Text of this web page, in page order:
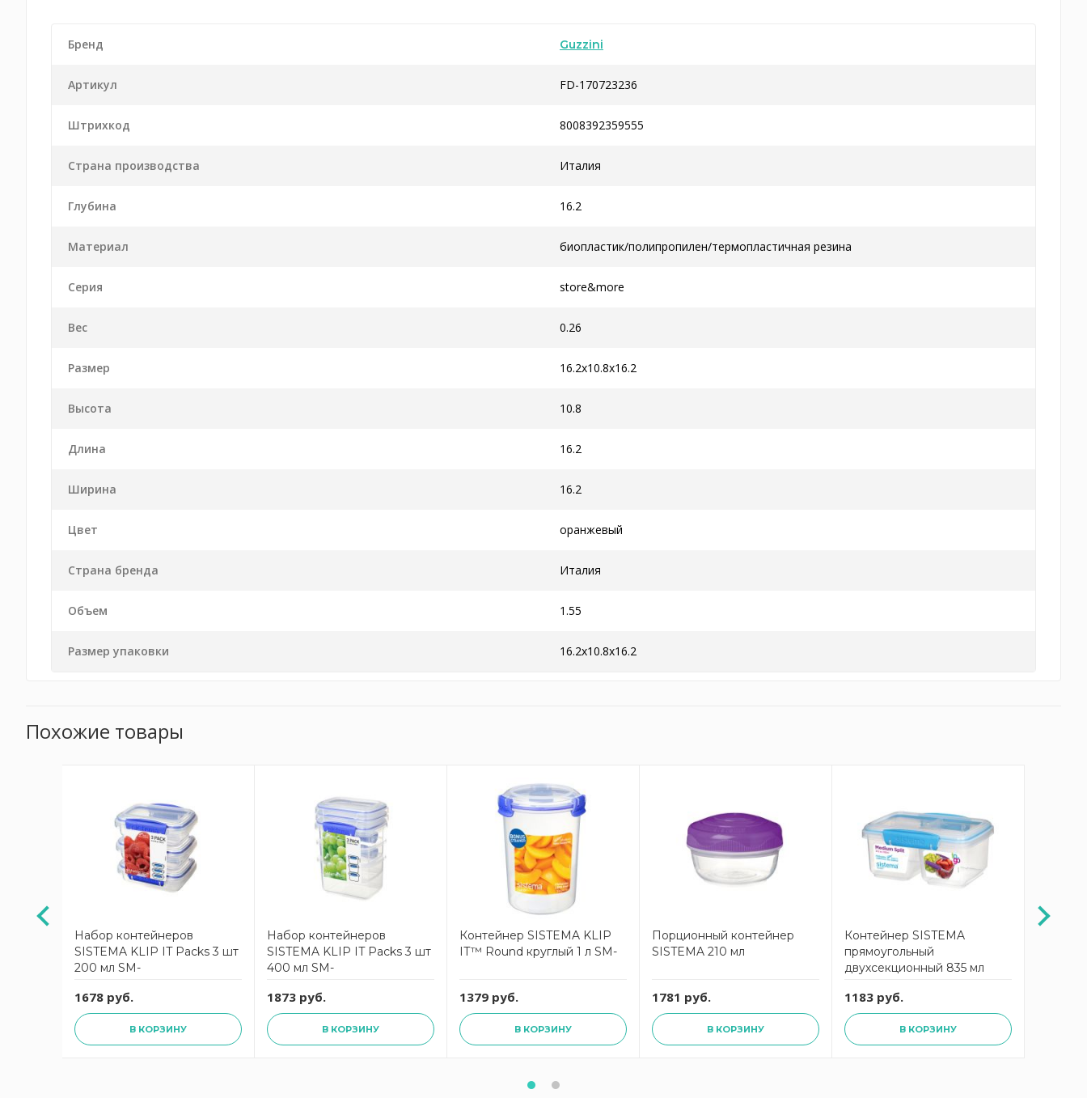
Бренд Guzzini
Артикул FD-170723236
Штрихкод 8008392359555
Страна производства Италия
Глубина 16.2
Материал биопластик/полипропилен/термопластичная резина
Серия store&more
Вес 0.26
Размер 16.2x10.8x16.2
Высота 10.8
Длина 16.2
Ширина 16.2
Цвет оранжевый
Страна бренда Италия
Объем 1.55
Размер упаковки 16.2x10.8x16.2
Похожие товары
Набор контейнеров
SISTEMA KLIP IT Packs 3 шт
200 мл SM-
1678 руб.
В КОРЗИНУ
Набор контейнеров
SISTEMA KLIP IT Packs 3 шт
400 мл SM-
1873 руб.
В КОРЗИНУ
Контейнер SISTEMA KLIP
IT™ Round круглый 1 л SM-
1379 руб.
В КОРЗИНУ
Порционный контейнер
SISTEMA 210 мл
1781 руб.
В КОРЗИНУ
Контейнер SISTEMA
прямоугольный
двухсекционный 835 мл
1183 руб.
В КОРЗИНУ